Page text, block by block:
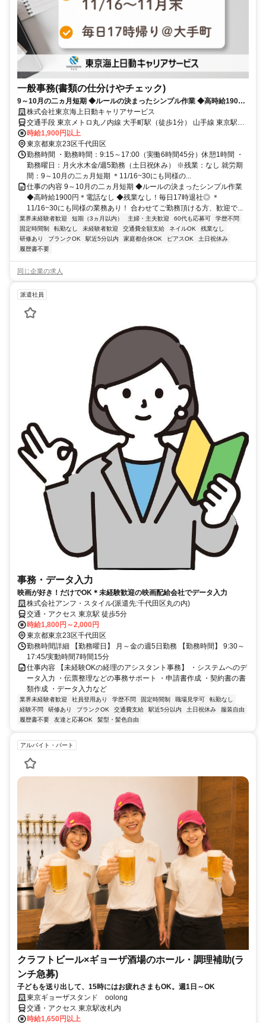
一般事務(書類の仕分けやチェック)
9～10月の二ヵ月短期 ◆ルールの決まったシンプル作業 ◆高時給1900
円＊電話なし ◆残業なし！毎日17時退社◎ ＊11/16~30にも同様の業務
あり
株式会社東京海上日動キャリアサービス
交通手段 東京メトロ丸ノ内線 大手町駅（徒歩1分） 山手線 東京駅
（徒歩5分） ＠大手町駅直結！ ビル低層階には飲食店も多く環境バツ
グン◎
時給1,900円以上
東京都東京23区千代田区
勤務時間 ・勤務時間：9:15～17:00（実働6時間45分）休憩1時間 ・
勤務曜日：月火水木金/週5勤務（土日祝休み） ※残業：なし 就労期
間：9～10月の二ヵ月短期 ＊11/16~30にも同様の...
仕事の内容 9～10月の二ヵ月短期 ◆ルールの決まったシンプル作業
◆高時給1900円＊電話なし ◆残業なし！毎日17時退社◎ ＊
11/16~30にも同様の業務あり！ 合わせてご勤務頂ける方、歓迎で...
業界未経験者歓迎 短期（3ヵ月以内） 主婦・主夫歓迎 60代も応募可
学歴不問
固定時間制
転勤なし 未経験者歓迎 交通費全額支給 ネイルOK
残業なし
研修あり
ブランクOK 駅近5分以内 家庭都合休OK ピアスOK
土日祝休み
履歴書不要
同じ企業の求人
派遣社員
事務・データ入力
映画が好き！だけでOK＊未経験歓迎の映画配給会社でデータ入力
株式会社アンフ・スタイル(派遣先:千代田区丸の内)
交通・アクセス 東京駅 徒歩5分
時給1,800円～2,000円
東京都東京23区千代田区
勤務時間詳細 【勤務曜日】 月～金の週5日勤務 【勤務時間】 9:30～
17:45/実動時間7時間15分
仕事内容 【未経験OKの経理のアシスタント事務】 ・システムへのデ
ータ入力 ・伝票整理などの事務サポート ・申請書作成 ・契約書の書
類作成 ・データ入力など
業界未経験者歓迎 社員登用あり 学歴不問 固定時間制 職場見学可
転勤なし
経験不問
研修あり ブランクOK 交通費支給 駅近5分以内 土日祝休み
服装自由
履歴書不要
友達と応募OK 髪型・髪色自由
アルバイト・パート
クラフトビール×ギョーザ酒場のホール・調理補助(ラ
ンチ急募)
子どもを送り出して、15時にはお疲れさまもOK。週1日～OK
東京ギョーザスタンド oolong
交通・アクセス 東京駅改札内
時給1,650円以上